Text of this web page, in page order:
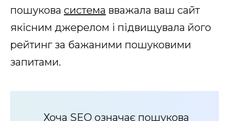
пошукова система вважала ваш сайт
якісним джерелом і підвищувала його
рейтинг за бажаними пошуковими
запитами.
Хоча SEO означає пошукова